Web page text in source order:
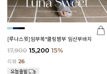
[루나스윗]임부복*쿨링밤부 임산부바지
17,900 15,200 15%
리뷰 26